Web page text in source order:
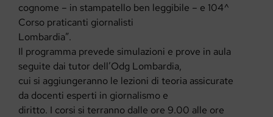
cognome – in stampatello ben leggibile – e 104^
Corso praticanti giornalisti
Lombardia”.
Il programma prevede simulazioni e prove in aula
seguite dai tutor dell’Odg Lombardia,
cui si aggiungeranno le lezioni di teoria assicurate
da docenti esperti in giornalismo e
diritto. I corsi si terranno dalle ore 9.00 alle ore